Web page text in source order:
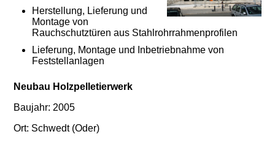
Herstellung, Lieferung und
Montage von
Rauchschutztüren aus Stahlrohrrahmenprofilen
Lieferung, Montage und Inbetriebnahme von
Feststellanlagen
Neubau Holzpelletierwerk
Baujahr: 2005
Ort: Schwedt (Oder)